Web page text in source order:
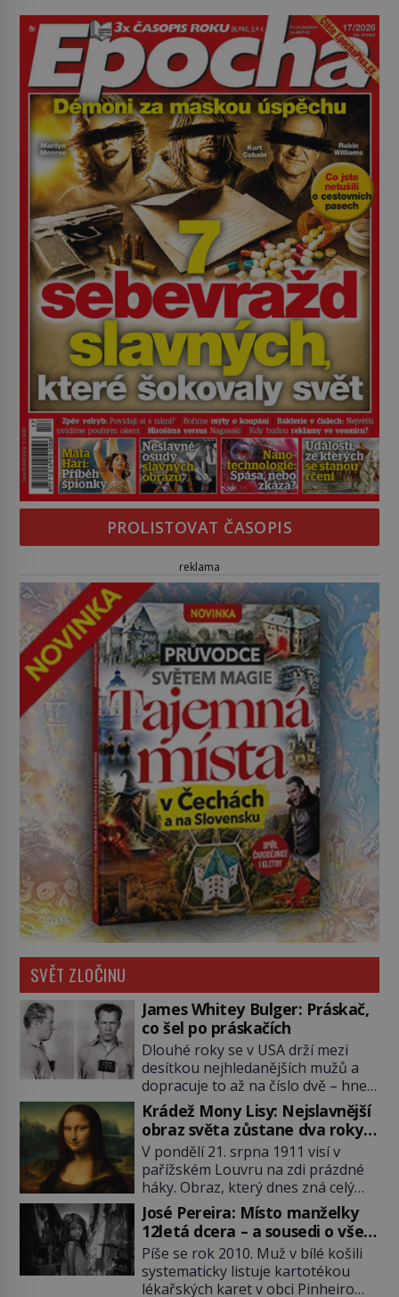
PROLISTOVAT ČASOPIS
reklama
SVĚT ZLOČINU
James Whitey Bulger: Práskač,
co šel po práskačích
Dlouhé roky se v USA drží mezi
desítkou nejhledanějších mužů a
dopracuje to až na číslo dvě – hned
po Usámovi bin Ládinovi (1957–
2011). To je James „Whitey“ Bulger
(1929–2018) viněný ze spoluúčasti
na 19 vraždách, vydírání a lichvy. A
samozřejmě, krom toho je ještě
drogový dealer, který neváhá
odstranit z cesty všechny práskače,
zatímco […]
Krádež Mony Lisy: Nejslavnější
obraz světa zůstane dva roky
nezvěstný
V pondělí 21. srpna 1911 visí v
pařížském Louvru na zdi prázdné
háky. Obraz, který dnes zná celý
svět, je pryč. Zpočátku si nikdo
nemyslí, že jde o krádež.
Zaměstnanci jsou přesvědčeni, že
Mona Lisa je jen v restaurátorské
dílně nebo u fotografa. Když se
José Pereira: Místo manželky
12letá dcera – a sousedi o všem
vědí!
Píše se rok 2010. Muž v bílé košili
systematicky listuje kartotékou
lékařských karet v obci Pinheiro